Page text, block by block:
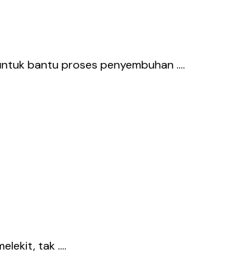
bantu proses penyembuhan ….
tak ….